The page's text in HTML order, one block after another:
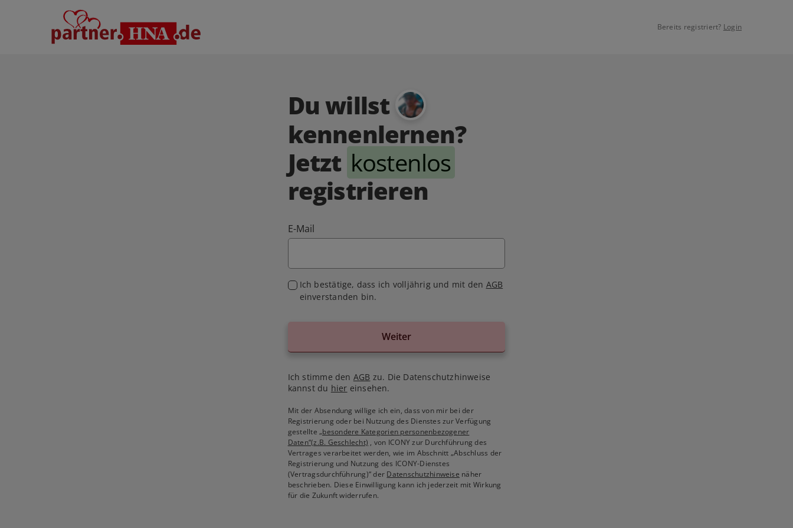
Bereits registriert? Login
Du willst
kennenlernen?
Jetzt kostenlos
registrieren
E-Mail
Ich bestätige, dass ich volljährig und mit den AGB
einverstanden bin.
Weiter
Ich stimme den AGB zu. Die Datenschutzhinweise
kannst du hier einsehen.
Mit der Absendung willige ich ein, dass von mir bei der
Registrierung oder bei Nutzung des Dienstes zur Verfügung
gestellte„besondere Kategorien personenbezogener
Daten“(z.B. Geschlecht) , von ICONY zur Durchführung des
Vertrages verarbeitet werden, wie im Abschnitt „Abschluss der
Registrierung und Nutzung des ICONY-Dienstes
(Vertragsdurchführung)“ der Datenschutzhinweise näher
beschrieben. Diese Einwilligung kann ich jederzeit mit Wirkung
für die Zukunft widerrufen.